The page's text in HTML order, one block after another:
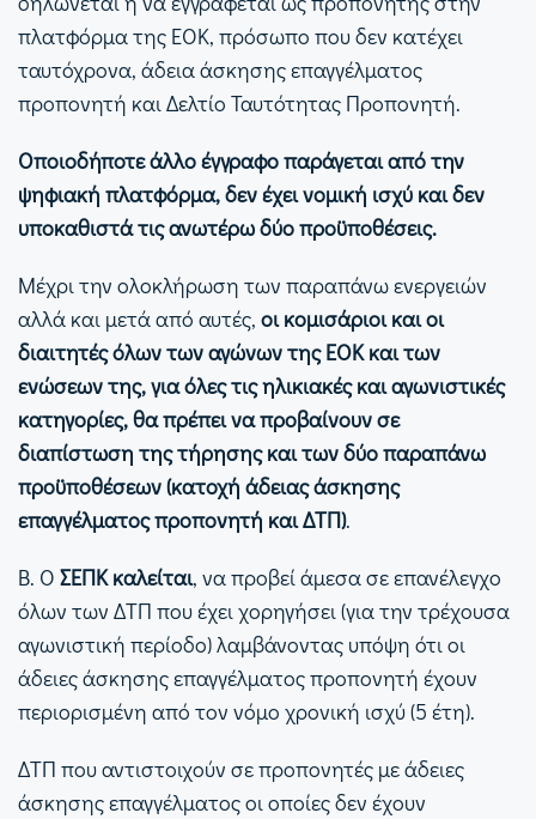
πλατφόρμα της ΕΟΚ, πρόσωπο που δεν κατέχει
ταυτόχρονα, άδεια άσκησης επαγγέλματος
προπονητή και Δελτίο Ταυτότητας Προπονητή.
Οποιοδήποτε άλλο έγγραφο παράγεται από την
ψηφιακή πλατφόρμα, δεν έχει νομική ισχύ και δεν
υποκαθιστά τις ανωτέρω δύο προϋποθέσεις.
Μέχρι την ολοκλήρωση των παραπάνω ενεργειών
αλλά και μετά από αυτές, οι κομισάριοι και οι
διαιτητές όλων των αγώνων της ΕΟΚ και των
ενώσεων της, για όλες τις ηλικιακές και αγωνιστικές
κατηγορίες, θα πρέπει να προβαίνουν σε
διαπίστωση της τήρησης και των δύο παραπάνω
προϋποθέσεων (κατοχή άδειας άσκησης
επαγγέλματος προπονητή και ΔΤΠ).
Β. Ο ΣΕΠΚ καλείται, να προβεί άμεσα σε επανέλεγχο
όλων των ΔΤΠ που έχει χορηγήσει (για την τρέχουσα
αγωνιστική περίοδο) λαμβάνοντας υπόψη ότι οι
άδειες άσκησης επαγγέλματος προπονητή έχουν
περιορισμένη από τον νόμο χρονική ισχύ (5 έτη).
ΔΤΠ που αντιστοιχούν σε προπονητές με άδειες
άσκησης επαγγέλματος οι οποίες δεν έχουν